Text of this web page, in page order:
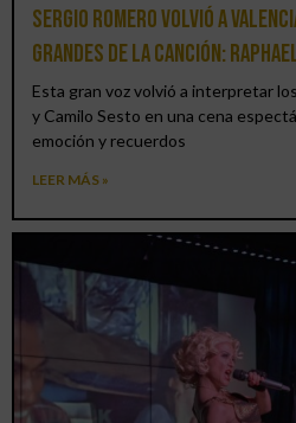
Sergio Romero volvió a
grandes de la canción:
Esta gran voz volvió a interpretar
y Camilo Sesto en una cena
emoción y recuerdos
LEER MÁS »